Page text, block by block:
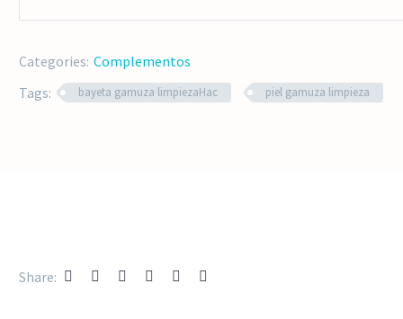
Categories: Complementos
Tags:
bayeta gamuza limpiezaHac piel gamuza limpieza
Share: